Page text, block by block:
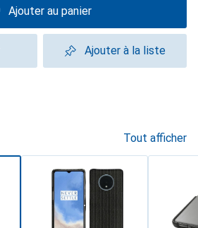
Ajouter au panier
Ajouter à la liste
Tout afficher